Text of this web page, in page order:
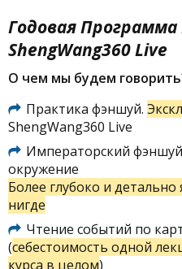
Годовая Программа
ShengWang360 Live
О чем мы будем
Практика фэншуй.
ShengWang360 Live
Императорский
окружение
Более глубоко и
нигде
Чтение событий по
(себестоимость одной
курса в целом)